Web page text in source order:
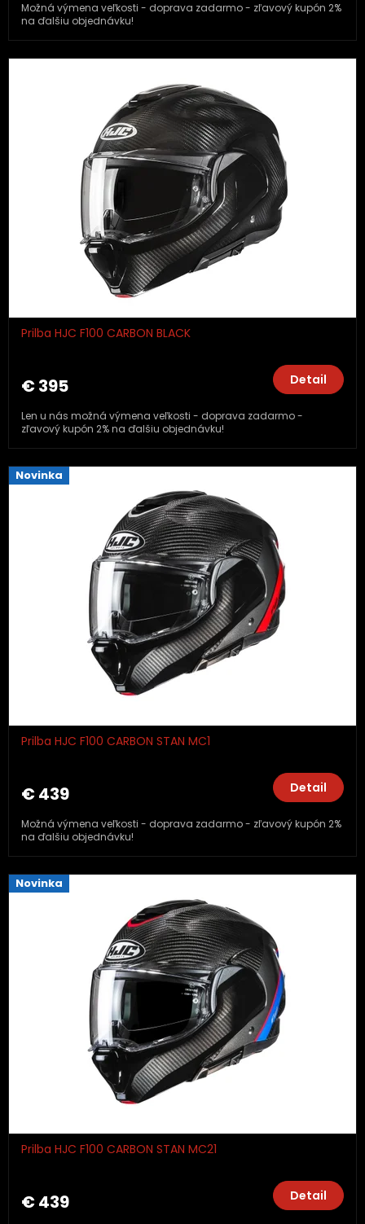
Možná výmena veľkosti - doprava zadarmo - zľavový kupón 2%
na ďalšiu objednávku!
Prilba HJC F100 CARBON BLACK
€ 395 Detail
Len u nás možná výmena veľkosti - doprava zadarmo -
zľavový kupón 2% na ďalšiu objednávku!
Novinka
Prilba HJC F100 CARBON STAN MC1
€ 439 Detail
Možná výmena veľkosti - doprava zadarmo - zľavový kupón 2%
na ďalšiu objednávku!
Novinka
Prilba HJC F100 CARBON STAN MC21
€ 439 Detail